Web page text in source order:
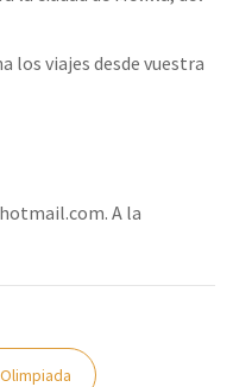
los viajes desde vuestra
A la